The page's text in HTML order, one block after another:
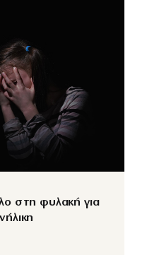
στη φυλακή για